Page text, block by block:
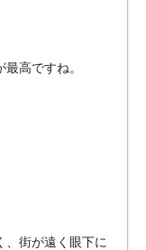
高ですね。
、街が遠く眼下に